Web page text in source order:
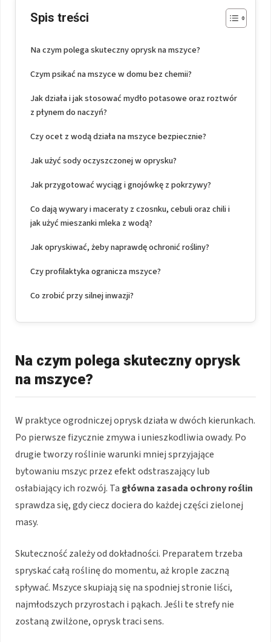
Spis treści
Na czym polega skuteczny oprysk na mszyce?
Czym psikać na mszyce w domu bez chemii?
Jak działa i jak stosować mydło potasowe oraz roztwór
z płynem do naczyń?
Czy ocet z wodą działa na mszyce bezpiecznie?
Jak użyć sody oczyszczonej w oprysku?
Jak przygotować wyciąg i gnojówkę z pokrzywy?
Co dają wywary i maceraty z czosnku, cebuli oraz chili i
jak użyć mieszanki mleka z wodą?
Jak opryskiwać, żeby naprawdę ochronić rośliny?
Czy profilaktyka ogranicza mszyce?
Co zrobić przy silnej inwazji?
Na czym polega skuteczny oprysk
na mszyce?
W praktyce ogrodniczej oprysk działa w dwóch kierunkach.
Po pierwsze fizycznie zmywa i unieszkodliwia owady. Po
drugie tworzy roślinie warunki mniej sprzyjające
bytowaniu mszyc przez efekt odstraszający lub
osłabiający ich rozwój. Ta główna zasada ochrony roślin
sprawdza się, gdy ciecz dociera do każdej części zielonej
masy.
Skuteczność zależy od dokładności. Preparatem trzeba
spryskać całą roślinę do momentu, aż krople zaczną
spływać. Mszyce skupiają się na spodniej stronie liści,
najmłodszych przyrostach i pąkach. Jeśli te strefy nie
zostaną zwilżone, oprysk traci sens.